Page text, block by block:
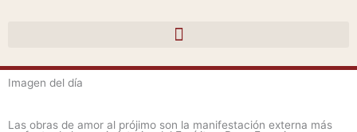
Imagen del día
Las obras de amor al prójimo son la manifestación externa más